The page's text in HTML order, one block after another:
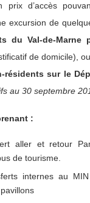
prix d’accès
excursion de
du Val-de-Marne
de domicile), ou
résidents sur le
au 30 septembre
:
aller et retour
de tourisme.
internes au